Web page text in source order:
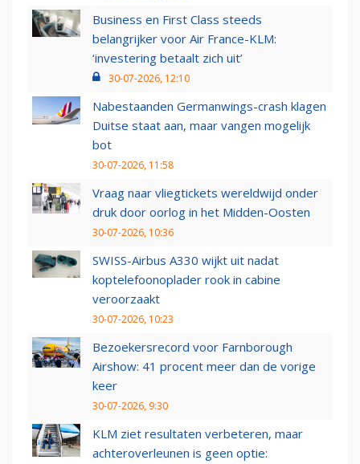
Business en First Class steeds
belangrijker voor Air France-KLM:
‘investering betaalt zich uit’
30-07-2026, 12:10
Nabestaanden Germanwings-crash klagen
Duitse staat aan, maar vangen mogelijk
bot
30-07-2026, 11:58
Vraag naar vliegtickets wereldwijd onder
druk door oorlog in het Midden-Oosten
30-07-2026, 10:36
SWISS-Airbus A330 wijkt uit nadat
koptelefoonoplader rook in cabine
veroorzaakt
30-07-2026, 10:23
Bezoekersrecord voor Farnborough
Airshow: 41 procent meer dan de vorige
keer
30-07-2026, 9:30
KLM ziet resultaten verbeteren, maar
achteroverleunen is geen optie: